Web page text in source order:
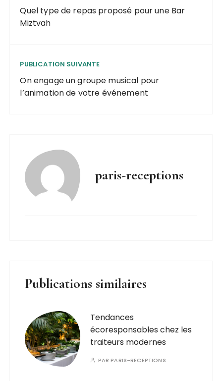
Quel type de repas proposé pour une Bar
Miztvah
PUBLICATION SUIVANTE
On engage un groupe musical pour
l’animation de votre événement
paris-receptions
Publications similaires
Tendances
écoresponsables chez les
traiteurs modernes
PARPARIS-RECEPTIONS